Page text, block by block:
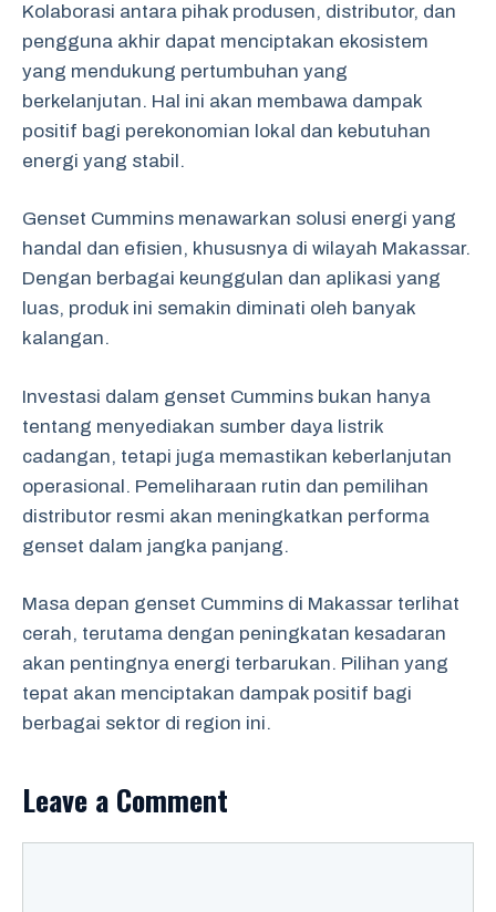
Kolaborasi antara pihak produsen, distributor, dan
pengguna akhir dapat menciptakan ekosistem
yang mendukung pertumbuhan yang
berkelanjutan. Hal ini akan membawa dampak
positif bagi perekonomian lokal dan kebutuhan
energi yang stabil.
Genset Cummins menawarkan solusi energi yang
handal dan efisien, khususnya di wilayah Makassar.
Dengan berbagai keunggulan dan aplikasi yang
luas, produk ini semakin diminati oleh banyak
kalangan.
Investasi dalam genset Cummins bukan hanya
tentang menyediakan sumber daya listrik
cadangan, tetapi juga memastikan keberlanjutan
operasional. Pemeliharaan rutin dan pemilihan
distributor resmi akan meningkatkan performa
genset dalam jangka panjang.
Masa depan genset Cummins di Makassar terlihat
cerah, terutama dengan peningkatan kesadaran
akan pentingnya energi terbarukan. Pilihan yang
tepat akan menciptakan dampak positif bagi
berbagai sektor di region ini.
Leave a Comment